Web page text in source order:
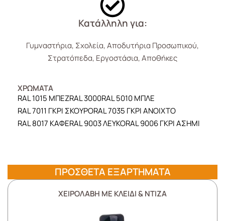
Κατάλληλη για:
Γυμναστήρια, Σχολεία, Αποδυτήρια Προσωπικού,
Στρατόπεδα, Εργοστάσια, Αποθήκες
ΧΡΩΜΑΤΑ
RAL 1015 ΜΠΕΖRAL 3000RAL 5010 ΜΠΛΕ
RAL 7011 ΓΚΡΙ ΣΚΟΥΡΟRAL 7035 ΓΚΡΙ ΑΝΟΙΧΤΟ
RAL 8017 ΚΑΦΕRAL 9003 ΛΕΥΚΟRAL 9006 ΓΚΡΙ ΑΣΗΜΙ
ΠΡΟΣΘΕΤΑ ΕΞΑΡΤΗΜΑΤΑ
ΧΕΙΡΟΛΑΒΗ ΜΕ ΚΛΕΙΔΙ & ΝΤΙΖΑ